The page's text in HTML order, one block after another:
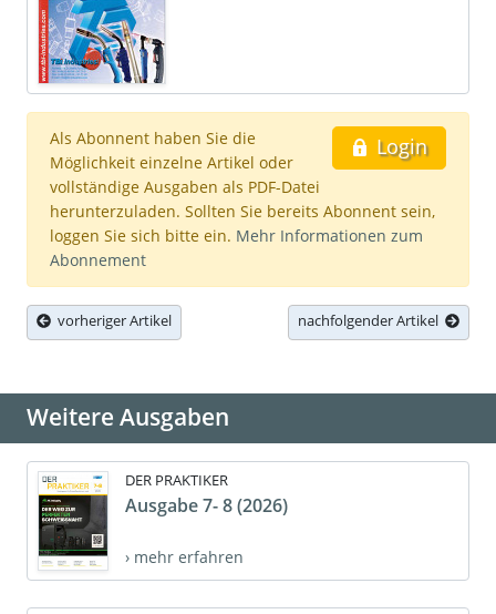
Login
Als Abonnent haben Sie die
Möglichkeit einzelne Artikel oder
vollständige Ausgaben als PDF-Datei
herunterzuladen. Sollten Sie bereits Abonnent sein,
loggen Sie sich bitte ein. Mehr Informationen zum
Abonnement
vorheriger Artikel nachfolgender Artikel
Weitere Ausgaben
DER PRAKTIKER
Ausgabe 7- 8 (2026)
› mehr erfahren